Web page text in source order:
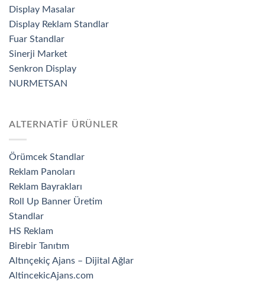
Display Masalar
Display Reklam Standlar
Fuar Standlar
Sinerji Market
Senkron Display
NURMETSAN
ALTERNATİF ÜRÜNLER
Örümcek Standlar
Reklam Panoları
Reklam Bayrakları
Roll Up Banner Üretim
Standlar
HS Reklam
Birebir Tanıtım
Altınçekiç Ajans – Dijital Ağlar
AltincekicAjans.com